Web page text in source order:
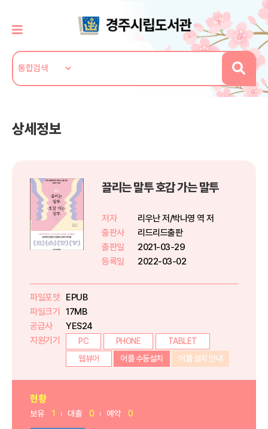
상세정보
끌리는 말투 호감 가는 말투
저자
리우난 저/박나영 역 저
출판사
리드리드출판
출판일
2021-03-29
등록일
2022-03-02
파일포맷
EPUB
파일크기
17MB
공급사
YES24
지원기기
PC PHONE
TABLET
웹뷰어
어플 수동설치 어플 설치 안내
현황
보유 1 대출 0 예약 0